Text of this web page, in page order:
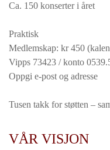
Ca. 150 konserter i året
Praktisk
Medlemskap: kr 450
Vipps 73423 / konto
Oppgi e-post og adresse
Tusen takk for støtten –
VÅR VISJON